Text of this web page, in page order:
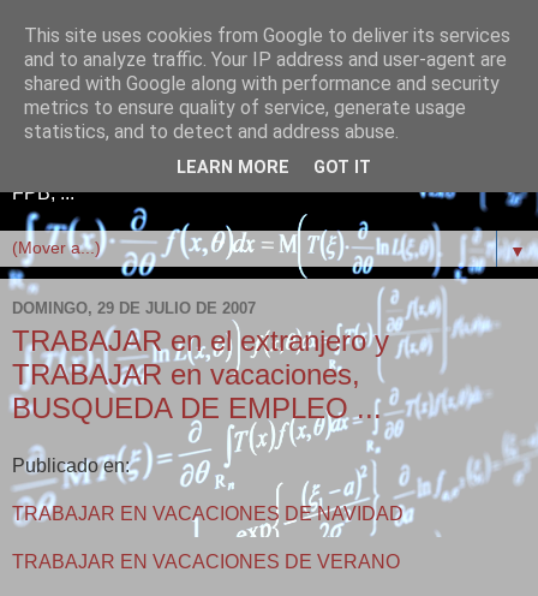
Telefonía+Electrónica+Red
es+Linux+Scratch+FPB
Telefonía, Electrónica, Redes informáticas, Linux, Scratch,
FPB, ...
▼
DOMINGO, 29 DE JULIO DE 2007
TRABAJAR en el extranjero y
TRABAJAR en vacaciones,
BUSQUEDA DE EMPLEO ...
Publicado en:
TRABAJAR EN VACACIONES DE NAVIDAD
TRABAJAR EN VACACIONES DE VERANO
This site uses cookies from Google to deliver its services
and to analyze traffic. Your IP address and user-agent are
shared with Google along with performance and security
metrics to ensure quality of service, generate usage
statistics, and to detect and address abuse.
LEARN MORE GOT IT